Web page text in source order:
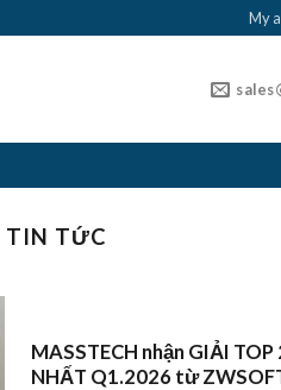
My
TIN TỨC
MASSTECH nhận GIẢI
NHẤT Q1.2026 từ